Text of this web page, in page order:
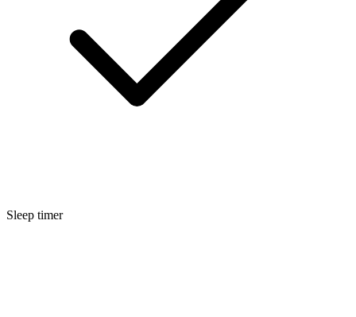
Sleep timer